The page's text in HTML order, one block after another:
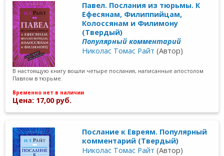
Павел. Послания из тюрьмы. К
Ефесянам, Филиппийцам,
Колоссянам и Филимону
(Твердый)
Популярный комментарий
Николас Томас Райт (Автор)
В настоящую книгу вошли четыре послания, написанные апостолом
Павлом в тюрьме.
Временно нет в наличии
Цена: 17,00 руб.
Послание к Евреям. Популярный
комментарий (Твердый)
Николас Томас Райт (Автор)